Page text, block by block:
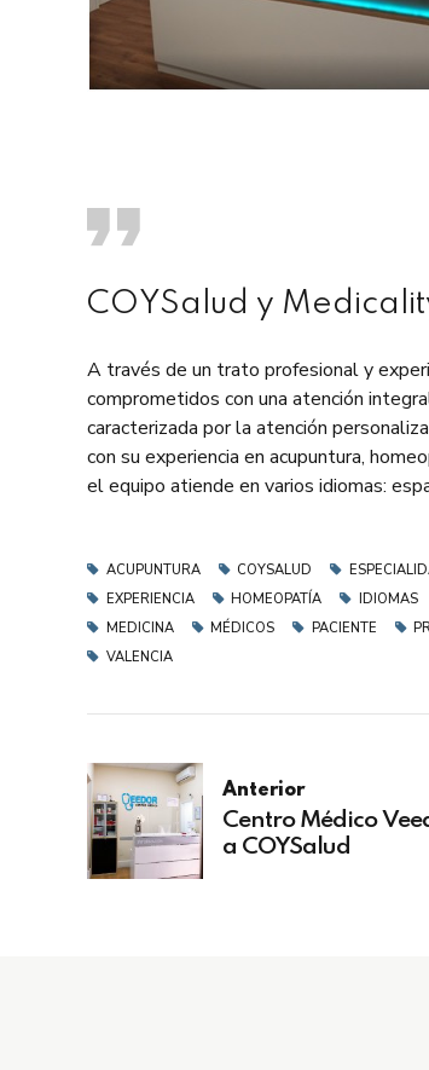
COYSalud y
A través de un trato profesional y
comprometidos con una atención
caracterizada por la atención
con su experiencia en acupuntura,
el equipo atiende en varios idiomas:
ACUPUNTURA COYSALUD
EXPERIENCIA
HOMEOPATÍA IDIOMAS
MEDICINA
MÉDICOS PACIENTE
VALENCIA
Anterior
Centro Médico
a COYSalud